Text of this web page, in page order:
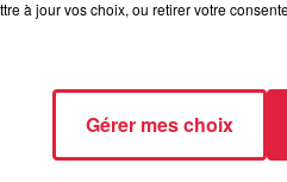
le développement technique et
engagées dans différentes
notamment chaque année
à jour vos choix, ou retirer votre
Gérer mes choix